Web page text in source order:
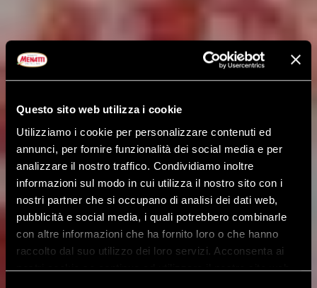
Questo sito web utilizza i cookie
Utilizziamo i cookie per personalizzare contenuti ed
annunci, per fornire funzionalità dei social media e per
analizzare il nostro traffico. Condividiamo inoltre
informazioni sul modo in cui utilizza il nostro sito con i
nostri partner che si occupano di analisi dei dati web,
pubblicità e social media, i quali potrebbero combinarle
con altre informazioni che ha fornito loro o che hanno
raccolto dal suo utilizzo dei loro servizi. Acconsenta ai
nostri cookie se continua ad utilizzare il nostro sito web.